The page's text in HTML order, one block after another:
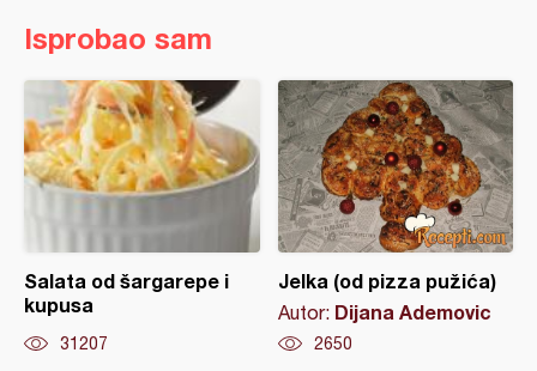
Isprobao sam
Salata od šargarepe i
kupusa
31207
Jelka (od pizza pužića)
Autor: Dijana Ademovic
2650